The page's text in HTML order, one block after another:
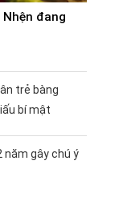
đang
trẻ bàng
bí mật
năm gây chú ý